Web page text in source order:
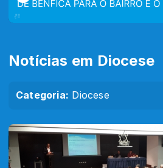
Notícias em Diocese
Categoria: Diocese